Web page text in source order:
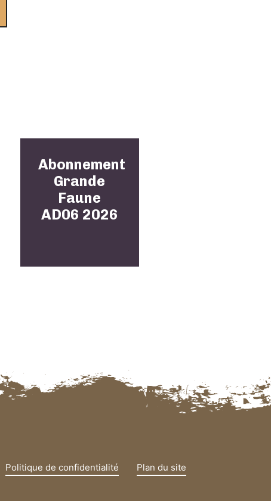
Abonnement
Grande
Faune
AD06 2026
Politique de confidentialité Plan du site